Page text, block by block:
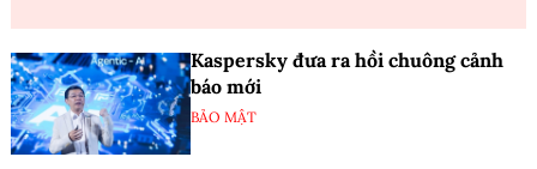
Kaspersky đưa ra hồi chuông cảnh
báo mới
BẢO MẬT